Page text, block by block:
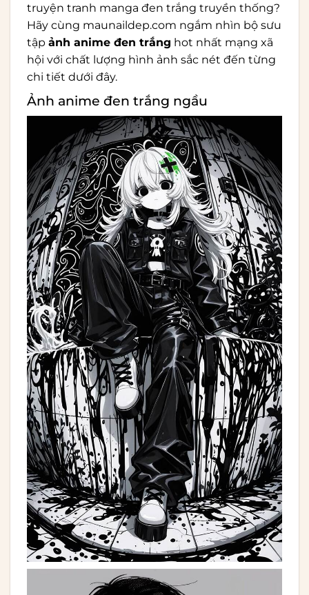
truyện tranh manga đen trắng truyền thống?
Hãy cùng maunaildep.com ngắm nhìn bộ sưu
tập ảnh anime đen trắng hot nhất mạng xã
hội với chất lượng hình ảnh sắc nét đến từng
chi tiết dưới đây.
Ảnh anime đen trắng ngầu